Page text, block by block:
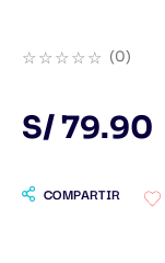
☆☆☆☆☆ (0)
S/79.90
COMPARTIR
10. 1984